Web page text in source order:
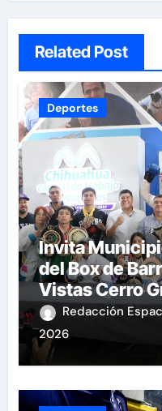
Related Post
Deportes
Invita
del Box de
Vistas Cerro
Redacción
2026